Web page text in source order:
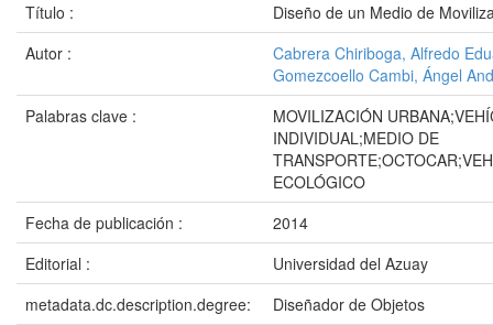
Título :
Diseño de un Medio de
Autor :
Cabrera Chiriboga, Alfredo
Gomezcoello Cambi, Ángel
Palabras clave :
MOVILIZACIÓN
INDIVIDUAL;MEDIO DE
ECOLÓGICO
Fecha de publicación :
2014
Editorial :
Universidad del Azuay
metadata.dc.description.degree:
Diseñador de Objetos